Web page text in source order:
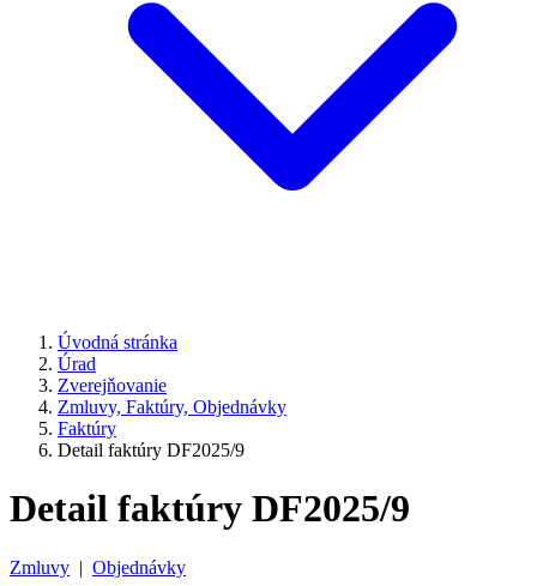
Úvodná stránka
Úrad
Zverejňovanie
Zmluvy, Faktúry, Objednávky
Faktúry
Detail faktúry DF2025/9
Detail faktúry DF2025/9
Zmluvy | Objednávky